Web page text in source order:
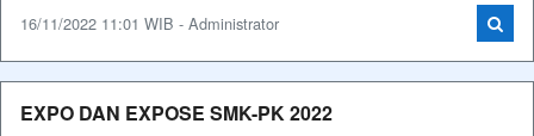
16/11/2022 11:01 WIB - Administrator
EXPO DAN EXPOSE SMK-PK 2022